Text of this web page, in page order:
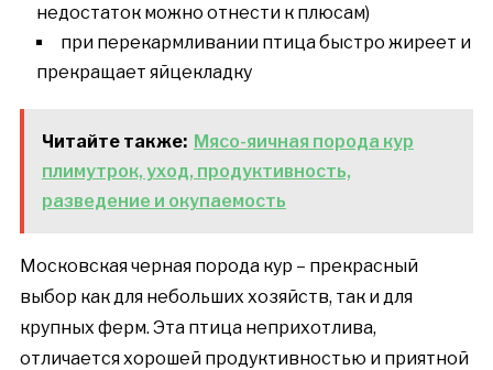
недостаток можно отнести к плюсам)
при перекармливании птица быстро жиреет и
прекращает яйцекладку
Читайте также: Мясо-яичная порода кур
плимутрок, уход, продуктивность,
разведение и окупаемость
Московская черная порода кур – прекрасный
выбор как для небольших хозяйств, так и для
крупных ферм. Эта птица неприхотлива,
отличается хорошей продуктивностью и приятной